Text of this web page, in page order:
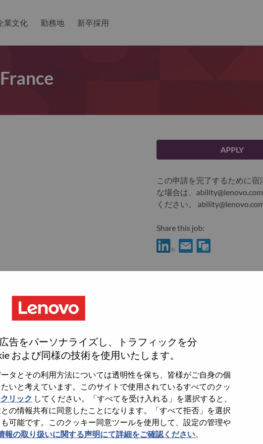
告をパーソナライズし、トラフィックを分
および同様の技術を使用いたします。
タとその利用方法については透明性を保ち、皆様がご自身の個
いと考えています。このサイトで使用されているすべてのクッ
リック してください。「すべてを受け入れる」を選択すると、
の情報共有に同意したことになります。「すべて拒否」を選択
可能です。このクッキー同意ツールを使用して、設定の管理や
報の取り扱いに関する声明にて詳細をご確認ください。
業文化 勤務地 新卒採用
our customers.
ranked #153 in the Fortune Global
Focused on a bold vision to deliver
world’s largest PC company with a full-
(PCs, workstations, smartphones,
computing and software defined
investment in world-changing
APPLY
この申請を完了するために宿
な場合は、
ください。
Share this job:
Similar jobs